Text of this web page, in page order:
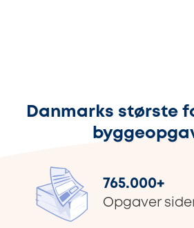
Danmarks største
765.000+
Opgaver